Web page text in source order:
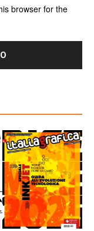
browser for the